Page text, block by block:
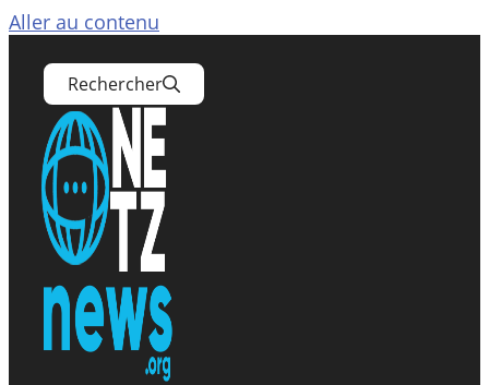
Aller au contenu
Rechercher